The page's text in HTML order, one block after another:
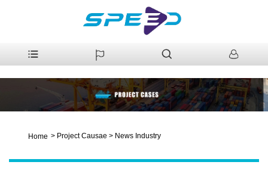
Home > Project Causae > News Industry